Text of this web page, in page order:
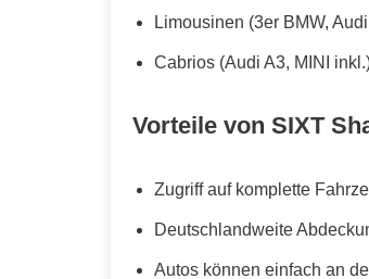
Limousinen (3er BMW,
Cabrios (Audi A3, MINI
Vorteile von SIXT
Zugriff auf komplette
Deutschlandweite
Autos können einfach an